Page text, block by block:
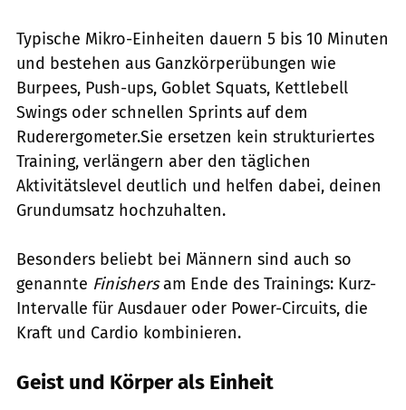
Typische Mikro-Einheiten dauern 5 bis 10 Minuten
und bestehen aus Ganzkörperübungen wie
Burpees, Push-ups, Goblet Squats, Kettlebell
Swings oder schnellen Sprints auf dem
Ruderergometer.Sie ersetzen kein strukturiertes
Training, verlängern aber den täglichen
Aktivitätslevel deutlich und helfen dabei, deinen
Grundumsatz hochzuhalten.
Besonders beliebt bei Männern sind auch so
genannte Finishersam Ende des Trainings: Kurz-
Intervalle für Ausdauer oder Power-Circuits, die
Kraft und Cardio kombinieren.
Geist und Körper als Einheit